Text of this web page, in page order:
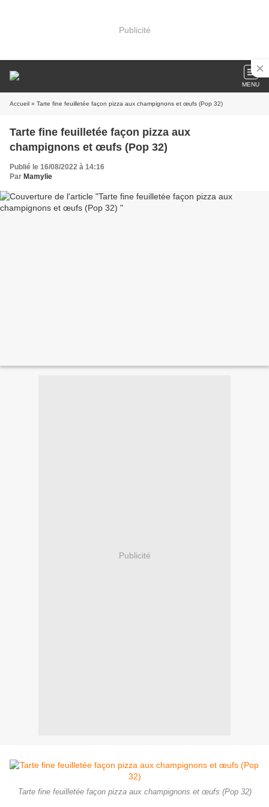
Publicité
MENU
Accueil » Tarte fine feuilletée façon pizza aux champignons et œufs (Pop 32)
Tarte fine feuilletée façon pizza aux
champignons et œufs (Pop 32)
Publié le 16/08/2022 à 14:16
Par Mamylie
Publicité
Tarte fine feuilletée façon pizza aux champignons et œufs (Pop 32)